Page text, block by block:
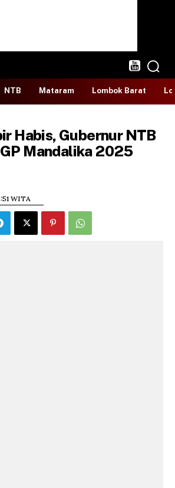
NTB Mataram Lombok Barat
Habis, Gubernur NTB
Mandalika 2025
WITA